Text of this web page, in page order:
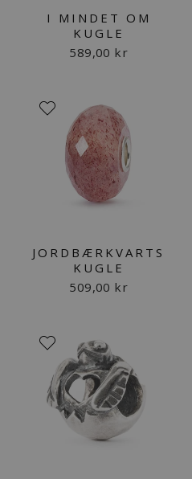
I MINDET OM
KUGLE
589,00 kr
JORDBÆRKVARTS
KUGLE
509,00 kr